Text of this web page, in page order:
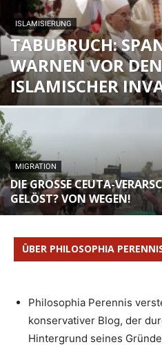
ISLAMISIERUNG
TABUBRUCH:
WARNEN VOR
ISLAMISCHER
MIGRATION
DIE GROSSE CEUTA-
ELÖST? VON WEGEN!
ÜBER PHILOSOPHIA
Philosophia Perennis
konservativer Blog, der
Hintergrund seines